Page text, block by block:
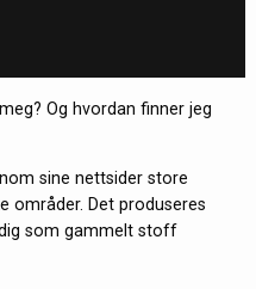
Og hvordan finner jeg
sine nettsider store
områder. Det produseres
som gammelt stoff